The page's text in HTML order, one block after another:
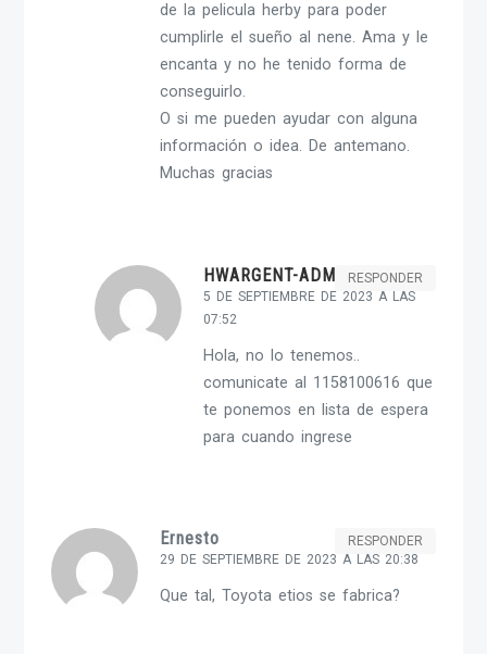
de la pelicula herby para poder
cumplirle el sueño al nene. Ama y le
encanta y no he tenido forma de
conseguirlo.
O si me pueden ayudar con alguna
información o idea. De antemano.
Muchas gracias
HWARGENT-ADMIN
5 DE SEPTIEMBRE DE 2023 A LAS
07:52
RESPONDER
Hola, no lo tenemos..
comunicate al 1158100616 que
te ponemos en lista de espera
para cuando ingrese
Ernesto
29 DE SEPTIEMBRE DE 2023 A LAS 20:38
RESPONDER
Que tal, Toyota etios se fabrica?